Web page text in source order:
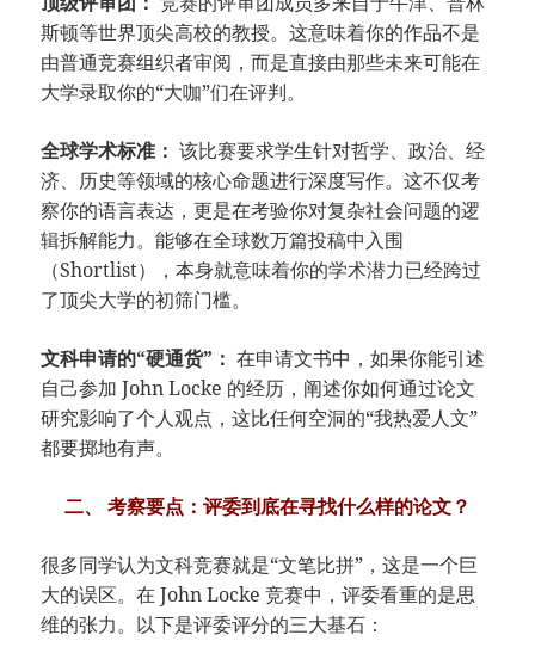
斯顿等世界顶尖高校的教授。这意味着你的作品不是
由普通竞赛组织者审阅，而是直接由那些未来可能在
大学录取你的“大咖”们在评判。
全球学术标准： 该比赛要求学生针对哲学、政治、经
济、历史等领域的核心命题进行深度写作。这不仅考
察你的语言表达，更是在考验你对复杂社会问题的逻
辑拆解能力。能够在全球数万篇投稿中入围
（Shortlist），本身就意味着你的学术潜力已经跨过
了顶尖大学的初筛门槛。
文科申请的“硬通货”： 在申请文书中，如果你能引述
自己参加 John Locke 的经历，阐述你如何通过论文
研究影响了个人观点，这比任何空洞的“我热爱人文”
都要掷地有声。
二、 考察要点：评委到底在寻找什么样的论文？
很多同学认为文科竞赛就是“文笔比拼”，这是一个巨
大的误区。在 John Locke 竞赛中，评委看重的是思
维的张力。以下是评委评分的三大基石：